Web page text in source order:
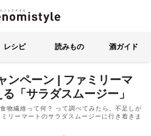
イエノミスタイル 家飲みを楽
レシピ 読みもの 酒ガイド
ンペーン | ファミリーマ
「サラダスムージー」
物繊維って何？ って調べてみたら、不足しが
リーマートのサラダスムージーに行き着きま